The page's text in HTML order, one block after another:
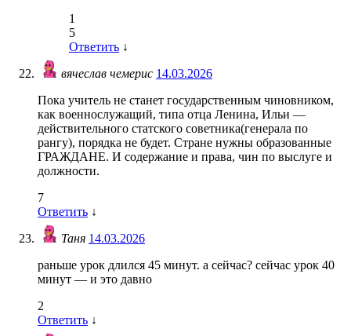
1
5
Ответить ↓
вячеслав чемерис 14.03.2026
Пока учитель не станет государственным чиновником,
как военнослужащий, типа отца Ленина, Ильи —
действительного статского советника(генерала по
рангу), порядка не будет. Стране нужны образованные
ГРАЖДАНЕ. И содержание и права, чин по выслуге и
должности.
7
Ответить ↓
Таня 14.03.2026
раньше урок длился 45 минут. а сейчас? сейчас урок 40
минут — и это давно
2
Ответить ↓